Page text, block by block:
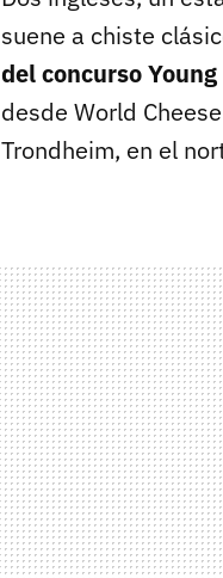
suene a chiste
del concurso
desde World
Trondheim, en el